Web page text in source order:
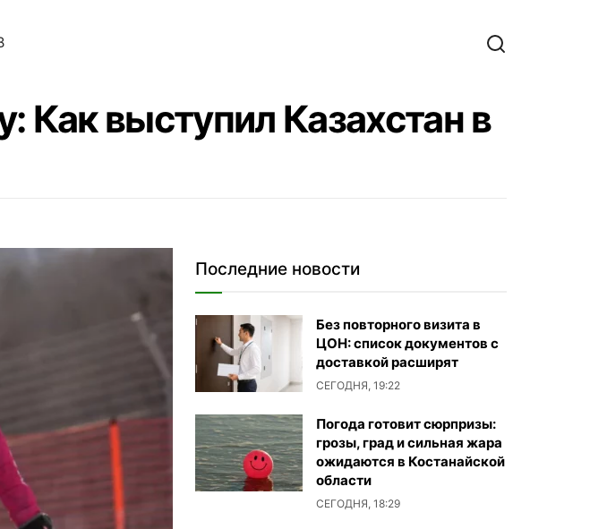
Как выступил Казахстан в
Последние новости
Без повторного визита в
ЦОН: список документов с
доставкой расширят
СЕГОДНЯ, 19:22
Погода готовит сюрпризы:
грозы, град и сильная жара
ожидаются в Костанайской
области
СЕГОДНЯ, 18:29